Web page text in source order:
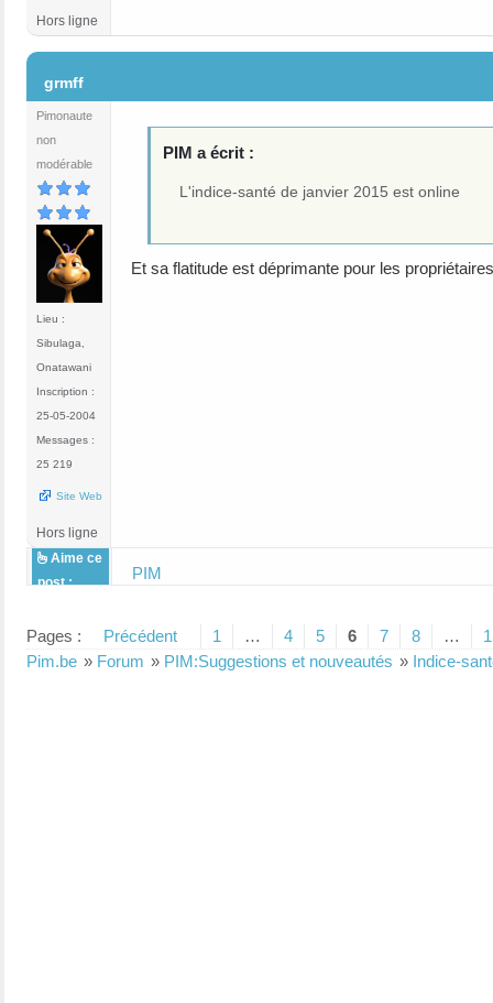
Hors ligne
grmff
Pimonaute
non
modérable
Lieu :
Sibulaga,
Onatawani
Inscription :
25-05-2004
Messages :
25 219
Site Web
PIM a écrit :
L'indice-santé de janvier 2015 est online
Et sa flatitude est déprimante pour les
Hors ligne
Aime ce
post :
PIM
Pages : Précédent 1 … 4 5 6 7 8 …
Pim.be » Forum » PIM:Suggestions et nouveautés » Indice-